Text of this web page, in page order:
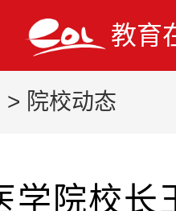
教育
> 院校动态
学院校长